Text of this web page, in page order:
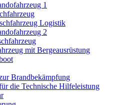
1
Logistik
2
mit Bergeausrüstung
Brandbekämpfung
die Technische Hilfeleistung